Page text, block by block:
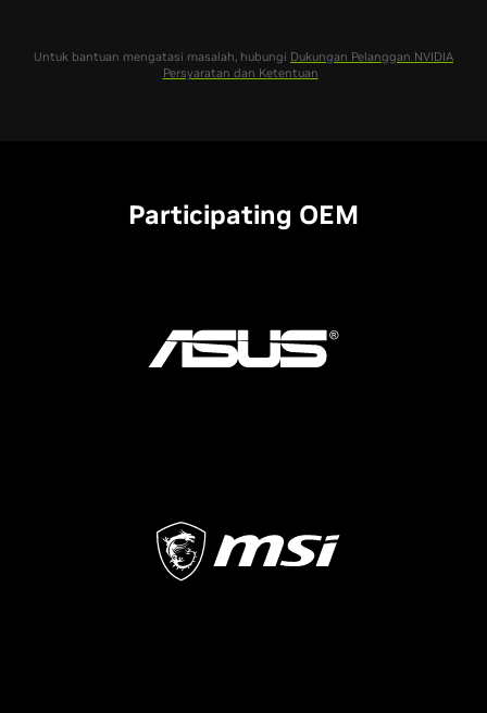
Untuk bantuan mengatasi masalah, hubungi Dukungan Pelanggan NVIDIA
Persyaratan dan Ketentuan
Participating OEM